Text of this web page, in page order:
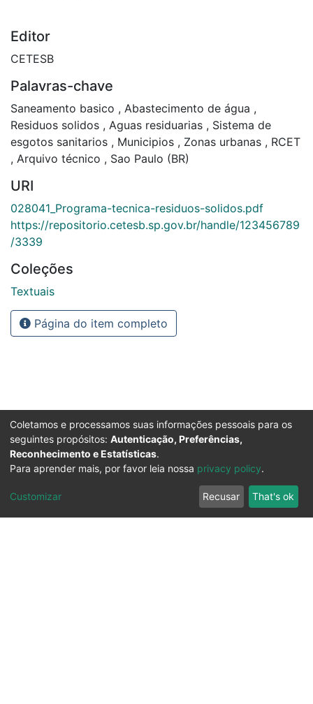
Editor
CETESB
Palavras-chave
Saneamento basico , Abastecimento de água ,
Residuos solidos , Aguas residuarias , Sistema de
esgotos sanitarios , Municipios , Zonas urbanas , RCET
, Arquivo técnico , Sao Paulo (BR)
URI
028041_Programa-tecnica-residuos-solidos.pdf
https://repositorio.cetesb.sp.gov.br/handle/123456789
/3339
Coleções
Textuais
Página do item completo
Coletamos e processamos suas informações pessoais para os
seguintes propósitos: Autenticação, Preferências,
Reconhecimento e Estatísticas.
Para aprender mais, por favor leia nossa privacy policy.
Customizar Recusar That's ok